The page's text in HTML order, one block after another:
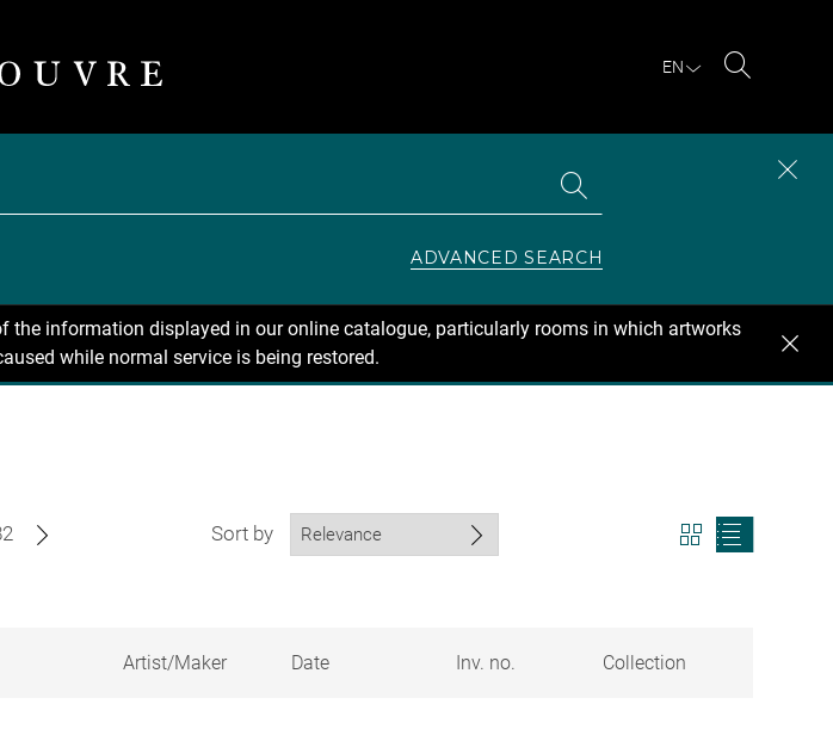
EN
ADVANCED SEARCH
information displayed in our online catalogue, particularly rooms in which artworks
while normal service is being restored.
Sort by
View
search
View
Artist/Maker Date Inv. no. Collection